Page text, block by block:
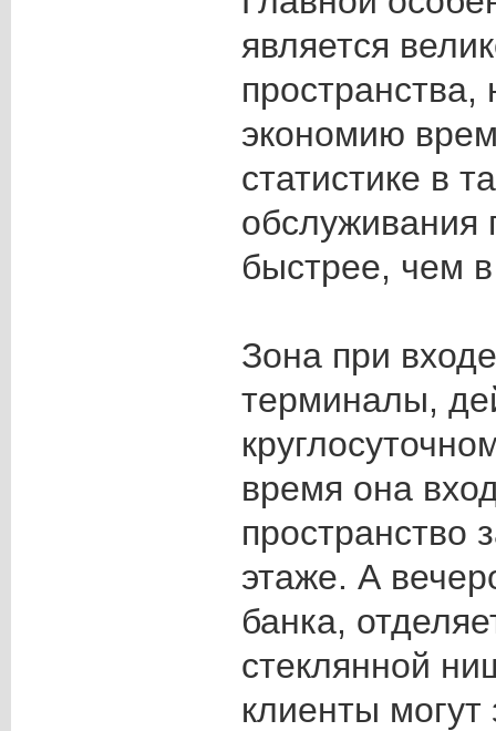
является
экономию
статистике в
обслуживания
быстрее, чем
Зона при
терминалы,
время она
пространство
этаже. А
банка,
стеклянной
клиенты могут